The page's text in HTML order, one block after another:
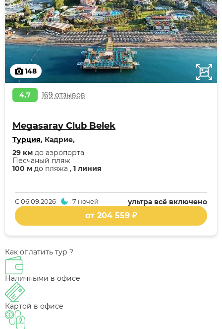
148
4,7 169 отзывов
Megasaray Club Belek
Турция, Кадрие,
100 м до пляжа , 1 линия
Песчаный пляж
29 км до аэропорта
ультра всё включено
С06.09.2026 7 ночей
от 204 559 ₽
Как оплатить тур ?
Наличными в офисе
Картой в офисе